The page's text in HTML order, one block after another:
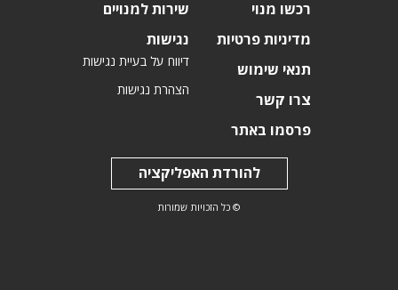
רכשו מנוי
מדיניות פרטיות
תנאי שימוש
צרו קשר
פרסמו באתר
שירות למנויים
נגישות
דיווח על בעיית נגישות
הצהרת נגישות
להורדת האפליקציה
© כל הזכויות שמורות